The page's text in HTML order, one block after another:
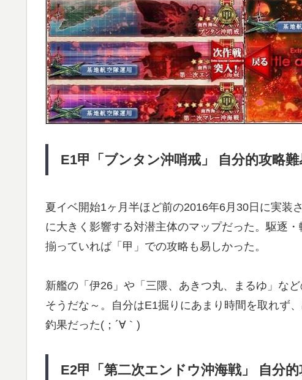
E1甲「ブンタン沖哨戒」 自分的攻
夏イベ開始1ヶ月半ほど前の2016年6月30日に実装
に大きく影響する対潜主体のマップだった。駆逐
揃っていれば「甲」での攻略も易しかった。
新艦の「伊26」や「三隈、あきつ丸、まるゆ」な
そうだな～。自分はE1掘りにあまり時間を取れず
釣果だった(；´∀｀)
E2甲「第二次エンドウ沖海戦」 自